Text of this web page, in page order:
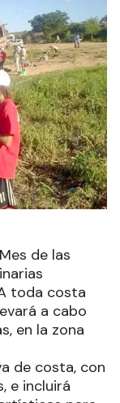
de las
toda costa
a cabo
en la zona
de costa, con
e incluirá